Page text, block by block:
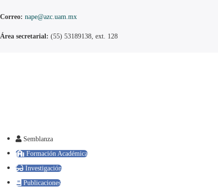
Correo: nape@azc.uam.mx
Área secretarial: (55) 53189138, ext. 128
Semblanza
Formación Académica
Investigación
Publicaciones